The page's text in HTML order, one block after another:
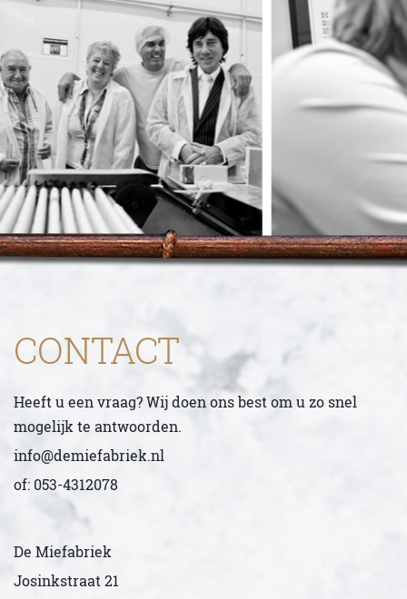
CONTACT
Heeft u een vraag? Wij doen ons best om u zo snel
mogelijk te antwoorden.
info@demiefabriek.nl
of: 053-4312078
De Miefabriek
Josinkstraat 21